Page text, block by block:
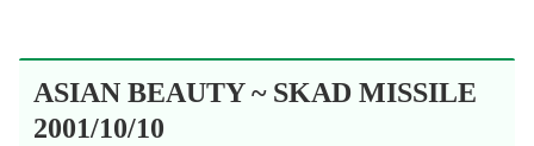
ASIAN BEAUTY ~ SKAD MISSILE
2001/10/10